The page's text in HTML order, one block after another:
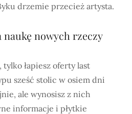
drzemie przecież artysta.
nowych rzeczy
łapiesz oferty last
sześć stolic w osiem dni
ale wynosisz z nich
informacje i płytkie